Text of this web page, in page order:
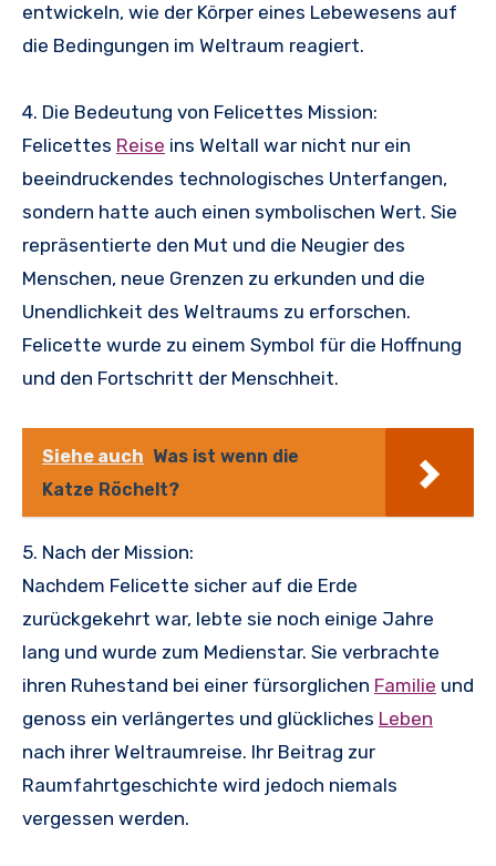
entwickeln, wie der Körper eines Lebewesens auf
die Bedingungen im Weltraum reagiert.
4. Die Bedeutung von Felicettes Mission:
Felicettes Reise ins Weltall war nicht nur ein
beeindruckendes technologisches Unterfangen,
sondern hatte auch einen symbolischen Wert. Sie
repräsentierte den Mut und die Neugier des
Menschen, neue Grenzen zu erkunden und die
Unendlichkeit des Weltraums zu erforschen.
Felicette wurde zu einem Symbol für die Hoffnung
und den Fortschritt der Menschheit.
Siehe auch Was ist wenn die
Katze Röchelt?
5. Nach der Mission:
Nachdem Felicette sicher auf die Erde
zurückgekehrt war, lebte sie noch einige Jahre
lang und wurde zum Medienstar. Sie verbrachte
ihren Ruhestand bei einer fürsorglichen Familie und
genoss ein verlängertes und glückliches Leben
nach ihrer Weltraumreise. Ihr Beitrag zur
Raumfahrtgeschichte wird jedoch niemals
vergessen werden.